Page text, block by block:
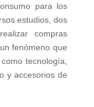
para los
estudios, dos
compras
fenómeno que
tecnología,
y accesorios de